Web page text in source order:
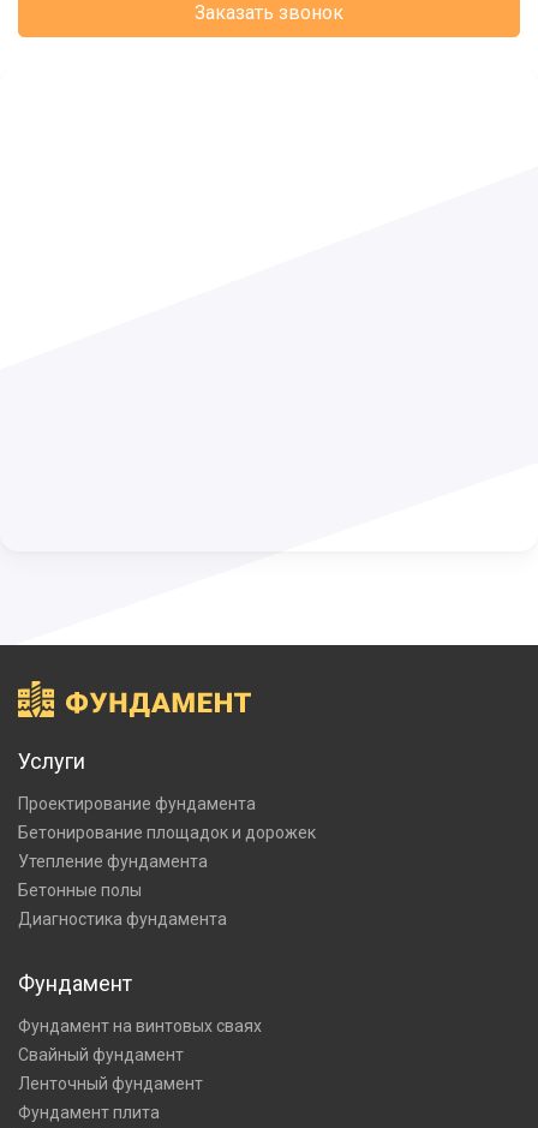
Заказать звонок
Услуги
Проектирование фундамента
Бетонирование площадок и дорожек
Утепление фундамента
Бетонные полы
Диагностика фундамента
Фундамент
Фундамент на винтовых сваях
Свайный фундамент
Ленточный фундамент
Фундамент плита